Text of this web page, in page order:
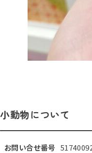
小動物について
お問い合せ番号